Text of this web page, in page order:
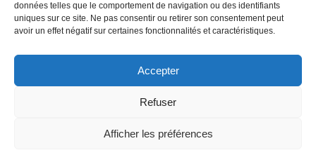
données telles que le comportement de navigation ou des identifiants
uniques sur ce site. Ne pas consentir ou retirer son consentement peut
avoir un effet négatif sur certaines fonctionnalités et caractéristiques.
Accepter
Refuser
Afficher les préférences
J’ai lu et j’accepte lapolitique de confidentialité
d’OsaBus.
Obtenez un devis
Obtenez un devis